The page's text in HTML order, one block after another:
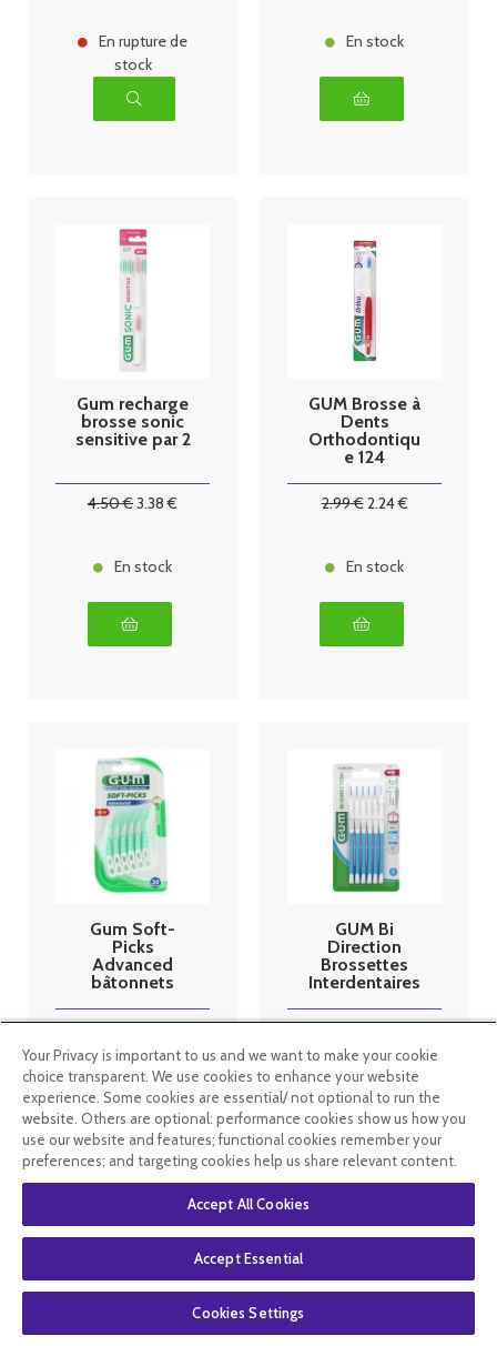
En rupture de
stock
En stock
Gum recharge
brosse sonic
sensitive par 2
4.50€3.38 €
En stock
GUM Brosse à
Dents
Orthodontiqu
e 124
2.99€2.24€
En stock
Gum Soft-
Picks
Advanced
bâtonnets
x30
4.49€
En rupture de
stock
GUM Bi
Direction
Brossettes
Interdentaires
4.99€
En stock
Your Privacy is important to us and we want to make your cookie
choice transparent. We use cookies to enhance your website
experience. Some cookies are essential/ not optional to run the
website. Others are optional: performance cookies show us how you
use our website and features; functional cookies remember your
preferences; and targeting cookies help us share relevant content.
Accept All Cookies
Accept Essential
Cookies Settings